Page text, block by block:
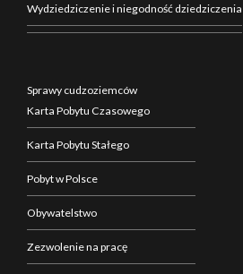
Wydziedziczenie i niegodność dziedziczenia
Sprawy cudzoziemców
Karta Pobytu Czasowego
Karta Pobytu Stałego
Pobyt w Polsce
Obywatelstwo
Zezwolenie na pracę